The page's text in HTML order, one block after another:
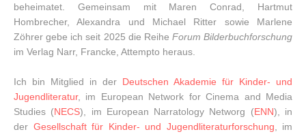
beheimatet. Gemeinsam mit Maren Conrad, Hartmut
Hombrecher, Alexandra und Michael Ritter sowie Marlene
Zöhrer gebe ich seit 2025 die Reihe Forum Bilderbuchforschung
im Verlag Narr, Francke, Attempto heraus.
Ich bin Mitglied in der Deutschen Akademie für Kinder- und
Jugendliteratur, im European Network for Cinema and Media
Studies (NECS), im European Narratology Networg (ENN), in
der Gesellschaft für Kinder- und Jugendliteraturforschung , im